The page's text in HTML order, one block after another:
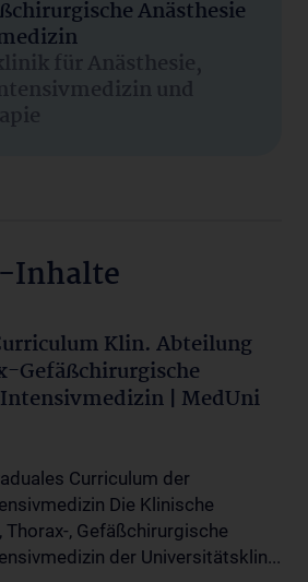
Anästhesie
für Anästhesie,
und
Inhalte
Klin. Abteilung
Gefäßchirurgische
| MedUni
Curriculum der
Die Klinische
, Gefäßchirurgische
der Universitätsklin...